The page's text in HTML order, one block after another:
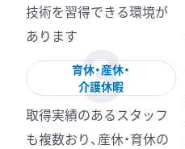
技術を習得できる環境が
あります
育休・産休・
介護休暇
3
取得実績のあるスタッフ
も複数おり、産休・育休の